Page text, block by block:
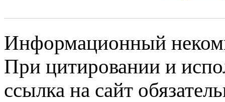
Информационный
При цитировании и
ссылка на сайт